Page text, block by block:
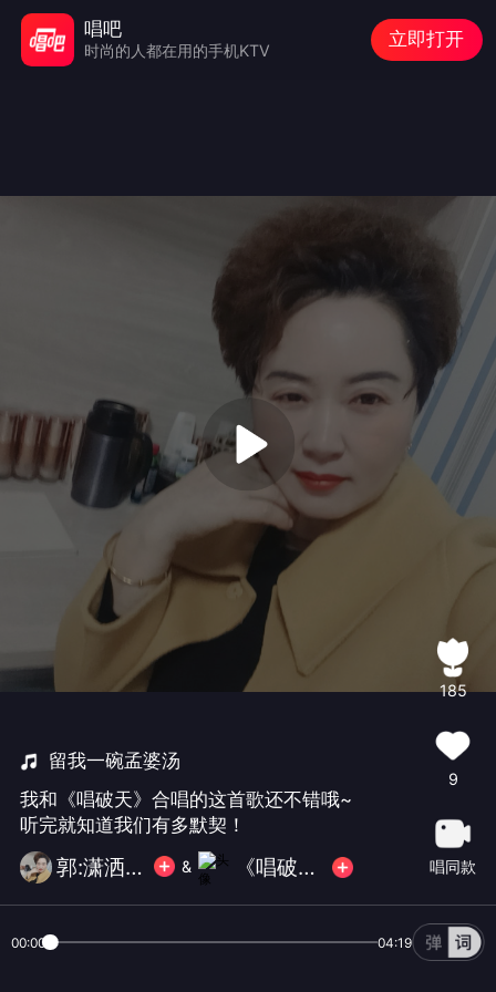
留我一碗孟婆汤
我和《唱破天》合唱的这首歌还不错哦~
听完就知道我们有多默契！
郭:潇洒的走 & 《唱破天》
185
9
唱同款
00:00 04:19
唱吧
时尚的人都在用的手机KTV
立即打开